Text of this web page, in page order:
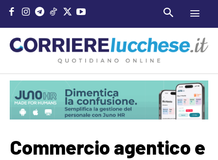
Commercio agentico e